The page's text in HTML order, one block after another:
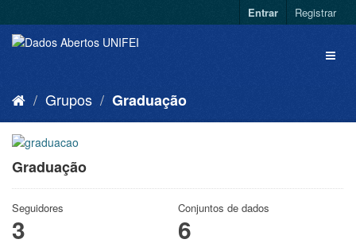
Entrar Registrar
Grupos Graduação
Graduação
Seguidores
3
Conjuntos de dados
6